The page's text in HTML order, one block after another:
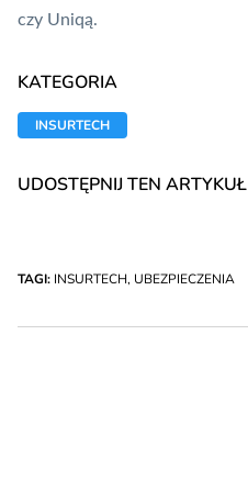
czy Uniqą.
KATEGORIA
INSURTECH
UDOSTĘPNIJ TEN ARTYKUŁ
TAGI: INSURTECH, UBEZPIECZENIA